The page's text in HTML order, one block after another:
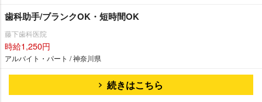
歯科助手/ブランクOK・短時間OK
藤下歯科医院
時給1,250円
アルバイト・パート / 神奈川県
続きはこちら